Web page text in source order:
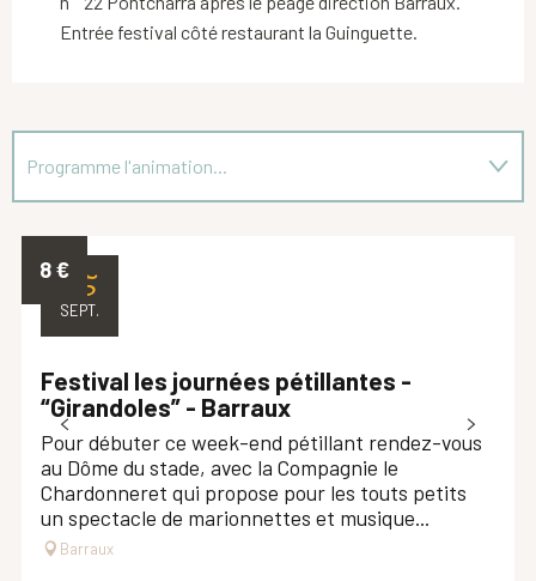
Entrée festival côté restaurant la Guinguette.
Programme l'animation...
En lien avec
8€
25
SEPT.
Festival les journées pétillantes -
“Girandoles” - Barraux
Pour débuter ce week-end pétillant rendez-vous
au Dôme du stade, avec la Compagnie le
Chardonneret qui propose pour les touts petits
un spectacle de marionnettes et musique...
Barraux